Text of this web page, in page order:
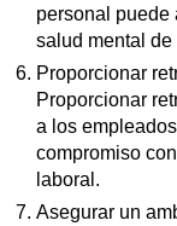
personal puede
salud mental
Proporcionar
Proporcionar
a los
compromiso
laboral.
Asegurar un